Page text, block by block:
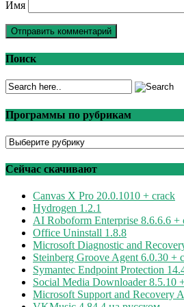
Имя
Поиск
Программы по рубрикам
Программы
рубрикам
Сейчас скачивают
Canvas X Pro 20.0.1010 + crack
Hydrogen 1.2.1
AI Roboform Enterprise 8.6.6.6 +
Office Uninstall 1.8.8
Microsoft Diagnostic and
Steinberg Groove Agent 6.0.30 +
Symantec Endpoint Protection
Social Media Downloader 8.5.10
Microsoft Support and Recovery